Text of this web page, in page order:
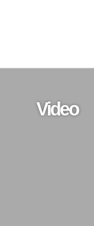
Video